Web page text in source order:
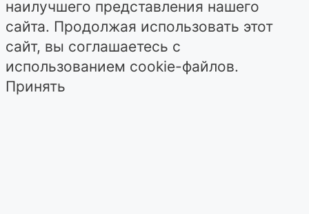
наилучшего представления нашего
сайта. Продолжая использовать этот
сайт, вы соглашаетесь с
использованием cookie-файлов.
Принять